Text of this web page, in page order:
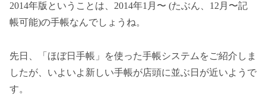
2014年版ということは、2014年1月〜 (たぶん、12月〜記
帳可能)の手帳なんでしょうね。
先日、「ほぼ日手帳」を使った手帳システムをご紹介しま
したが、いよいよ新しい手帳が店頭に並ぶ日が近いようで
す。